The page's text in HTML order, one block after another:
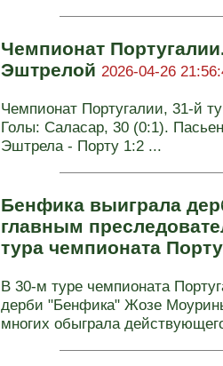
Чемпионат
Эштрелой 2026-04-26
Чемпионат Португалии, 31-й
Голы: Саласар, 30 (0:1).
Эштрела - Порту 1:2 ...
Бенфика выиграла
главным
тура чемпионата
В 30-м туре чемпионата
дерби "Бенфика" Жозе
многих обыграла